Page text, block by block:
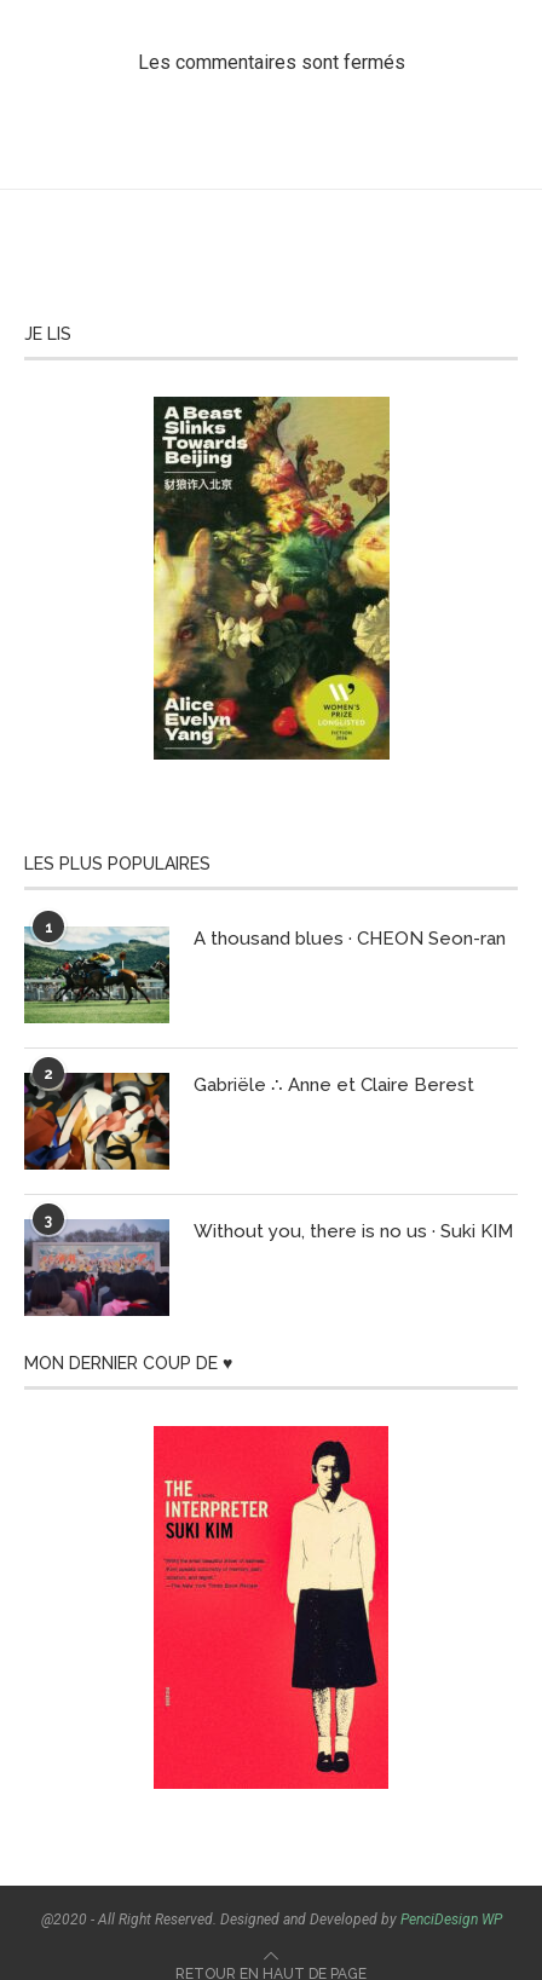
Les commentaires sont fermés
JE LIS
LES PLUS POPULAIRES
1 A thousand blues · CHEON Seon-ran
2 Gabriële ∴ Anne et Claire Berest
3 Without you, there is no us · Suki KIM
MON DERNIER COUP DE ♥
@2020 - All Right Reserved. Designed and Developed by PenciDesign WP
RETOUR EN HAUT DE PAGE